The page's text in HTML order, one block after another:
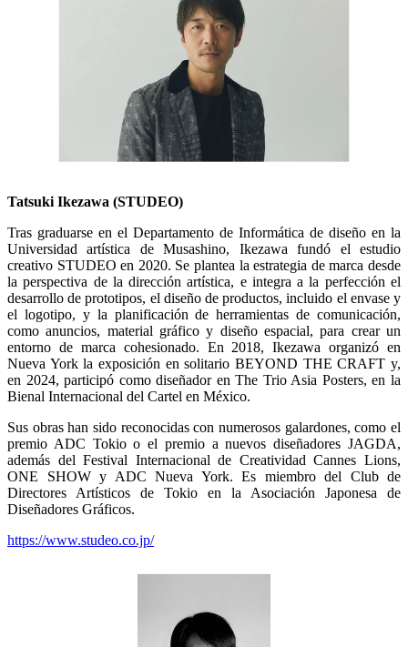
Tatsuki Ikezawa (STUDEO)
Tras graduarse en el Departamento de Informática de diseño en la
Universidad artística de Musashino, Ikezawa fundó el estudio
creativo STUDEO en 2020. Se plantea la estrategia de marca desde
la perspectiva de la dirección artística, e integra a la perfección el
desarrollo de prototipos, el diseño de productos, incluido el envase y
el logotipo, y la planificación de herramientas de comunicación,
como anuncios, material gráfico y diseño espacial, para crear un
entorno de marca cohesionado. En 2018, Ikezawa organizó en
Nueva York la exposición en solitario BEYOND THE CRAFT y,
en 2024, participó como diseñador en The Trio Asia Posters, en la
Bienal Internacional del Cartel en México.
Sus obras han sido reconocidas con numerosos galardones, como el
premio ADC Tokio o el premio a nuevos diseñadores JAGDA,
además del Festival Internacional de Creatividad Cannes Lions,
ONE SHOW y ADC Nueva York. Es miembro del Club de
Directores Artísticos de Tokio en la Asociación Japonesa de
Diseñadores Gráficos.
https://www.studeo.co.jp/